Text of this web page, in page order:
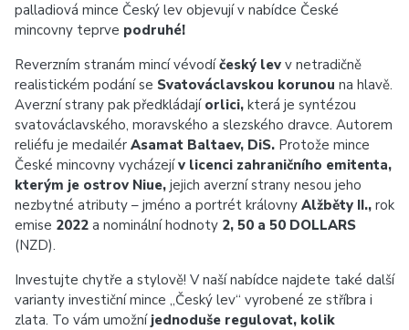
palladiová mince Český lev objevují v nabídce České
mincovny teprve podruhé!
Reverzním stranám mincí vévodíčeský lev v netradičně
realistickém podání se Svatováclavskou korunou na hlavě.
Averzní strany pak předkládají orlici, která je syntézou
svatováclavského, moravského a slezského dravce. Autorem
reliéfu je medailér Asamat Baltaev, DiS. Protože mince
České mincovny vycházejív licenci zahraničního emitenta,
kterým je ostrov Niue, jejich averzní strany nesou jeho
nezbytné atributy – jméno a portrét královny Alžběty II., rok
emise 2022 a nominální hodnoty 2, 50 a 50 DOLLARS
(NZD).
Investujte chytře a stylově! V naší nabídce najdete také další
varianty investiční mince „Český lev“ vyrobené ze stříbra i
zlata. To vám umožní jednoduše regulovat, kolik